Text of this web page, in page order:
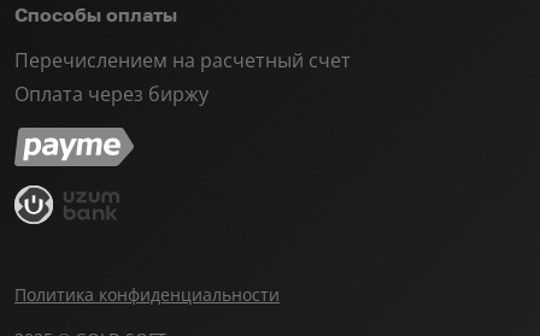
Способы оплаты
Перечислением на расчетный счет
Оплата через биржу
Политика конфиденциальности